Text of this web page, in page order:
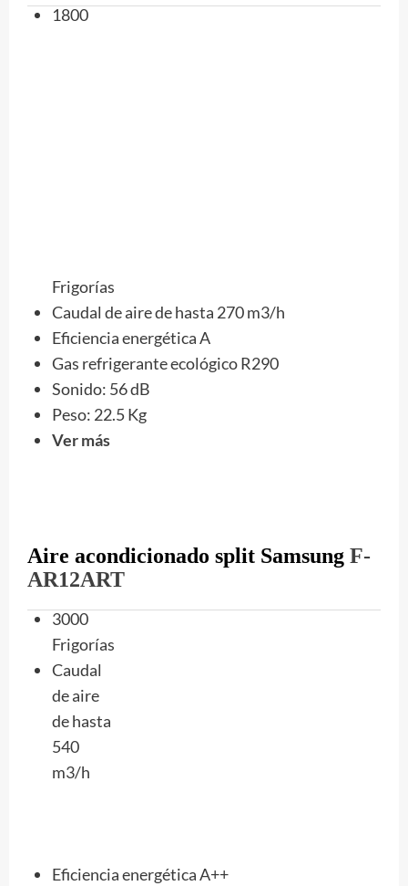
1800
Frigorías
Caudal de aire de hasta 270 m3/h
Eficiencia energética A
Gas refrigerante ecológico R290
Sonido: ‎56 dB
Peso: 22.5 Kg
Ver más
Aire acondicionado split Samsung F-
AR12ART
3000
Frigorías
Caudal
de aire
de hasta
540
m3/h
Eficiencia energética A++